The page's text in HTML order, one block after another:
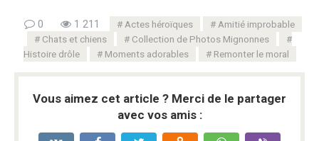
0 1 211 Actes héroïques
Amitié improbable
Chats et chiens
Collection de Photos Mignonnes
Histoire drôle
Moments adorables Remonter le moral
Vous aimez cet article ? Merci de le partager
avec vos amis :